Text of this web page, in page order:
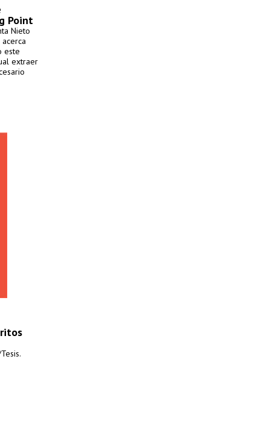
Point
Nieto
este
extraer